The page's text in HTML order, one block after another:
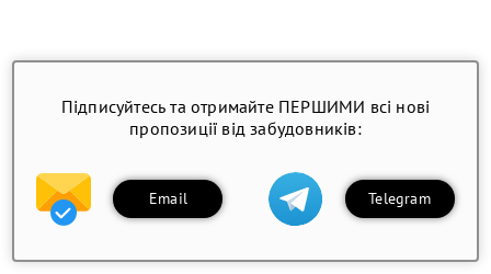
Підписуйтесь та отримайте ПЕРШИМИ всі нові
пропозиції від забудовників:
Email Telegram